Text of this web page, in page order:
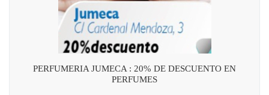
PERFUMERIA JUMECA : 20% DE DESCUENTO EN
PERFUMES